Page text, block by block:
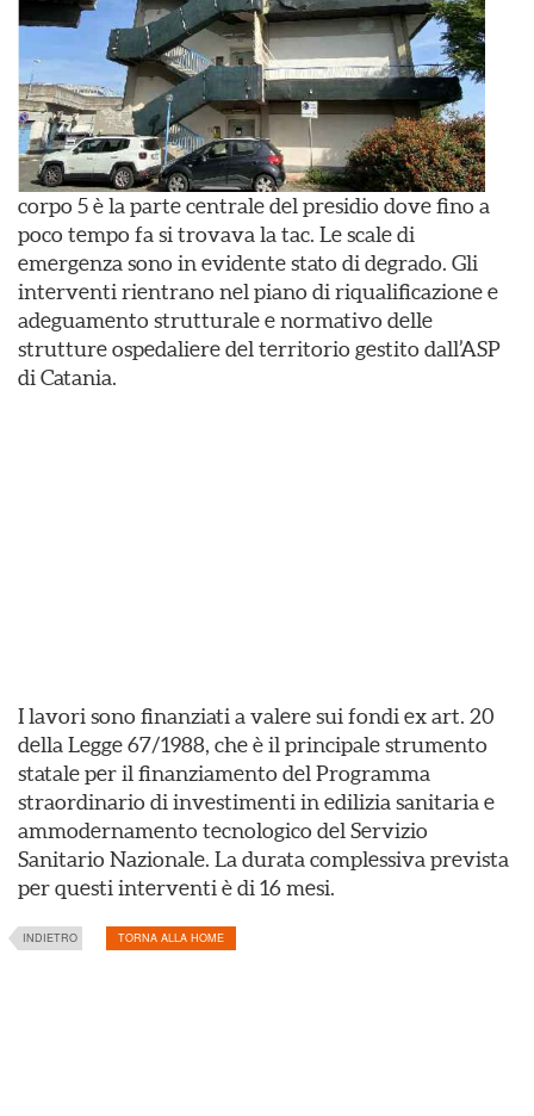
corpo 5 è la parte centrale del presidio dove fino a
poco tempo fa si trovava la tac. Le scale di
emergenza sono in evidente stato di degrado. Gli
interventi rientrano nel piano di riqualificazione e
adeguamento strutturale e normativo delle
strutture ospedaliere del territorio gestito dall’ASP
di Catania.
I lavori sono finanziati a valere sui fondi ex art. 20
della Legge 67/1988, che è il principale strumento
statale per il finanziamento del Programma
straordinario di investimenti in edilizia sanitaria e
ammodernamento tecnologico del Servizio
Sanitario Nazionale. La durata complessiva prevista
per questi interventi è di 16 mesi.
INDIETRO TORNA ALLA HOME